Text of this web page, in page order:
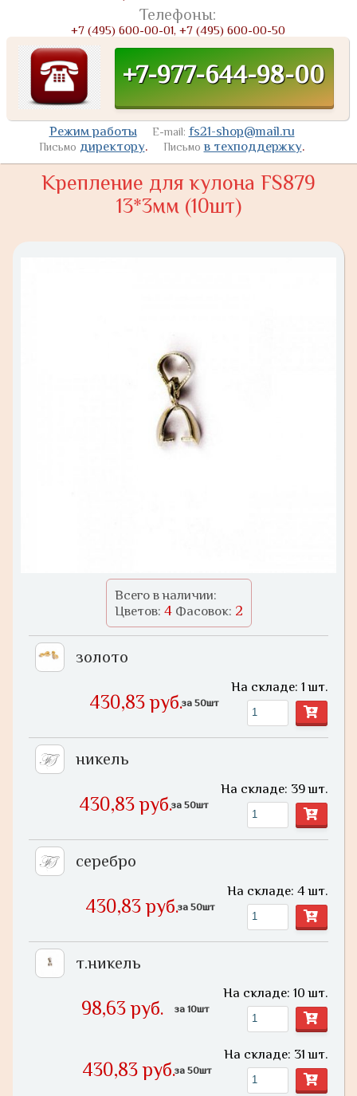
Телефоны:
+7 (495) 600-00-01, +7 (495) 600-00-50
+7-977-644-98-00
Режим работы E-mail: fs21-shop@mail.ru
Письмо директору. Письмо в техподдержку.
Крепление для кулона FS879
13*3мм (10шт)
Всего в наличии:
Цветов: 4 Фасовок: 2
золото
430,83 руб.за 50шт
На складе: 1 шт.
никель
430,83 руб.за 50шт
На складе: 39 шт.
серебро
430,83 руб.за 50шт
На складе: 4 шт.
т.никель
98,63 руб. за 10шт
На складе: 10 шт.
430,83 руб.за 50шт
На складе: 31 шт.